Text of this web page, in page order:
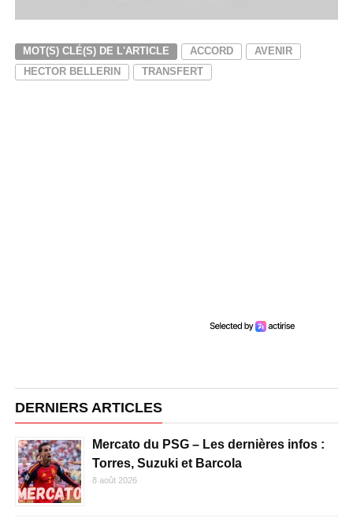
MOT(S) CLÉ(S) DE L'ARTICLE ACCORD
AVENIR
HECTOR BELLERIN
TRANSFERT
DERNIERS ARTICLES
Mercato du PSG – Les dernières infos :
Torres, Suzuki et Barcola
8 août 2026